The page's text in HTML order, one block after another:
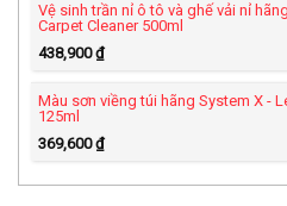
Vệ sinh trần nỉ ô tô và ghế vải nỉ
Carpet Cleaner 500ml
438,900₫
Màu sơn viềng túi hãng System X -
125ml
369,600₫